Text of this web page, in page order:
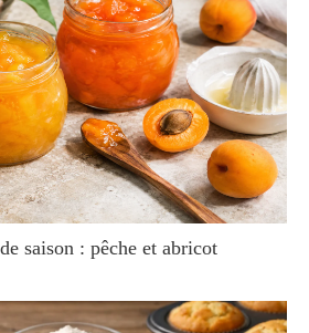
saison : pêche et abricot